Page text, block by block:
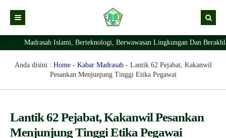
Kabar
Kabar Madrasah
Profil Madrasah
Ekstrakurikuler Madrasah
KURIKULUM
Struktur Organisasi Madrasah
Madrasah Islami, Berteknologi, Berwawasan Lingkungan Dan
Anda disini : Home- Kabar Madrasah- Lantik 62 Pejabat, Kakanwil
Pesankan Menjunjung Tinggi Etika Pegawai
Lantik 62 Pejabat, Kakanwil Pesankan
Menjunjung Tinggi Etika Pegawai